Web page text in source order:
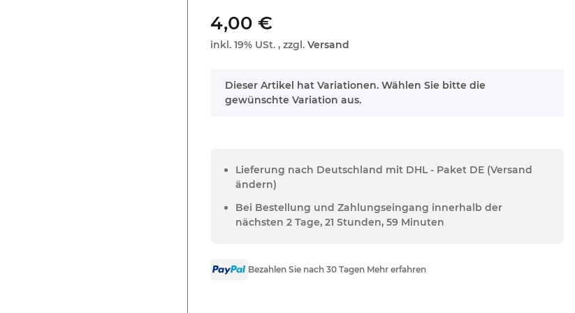
4,00 €
inkl. 19% USt. , zzgl.Versand
x
Dieser Artikel hat Variationen. Wählen Sie bitte die
gewünschte Variation aus.
Lieferung nach Deutschland mit DHL - Paket DE (Versand
ändern)
Bei Bestellung und Zahlungseingang innerhalb der
nächsten 2 Tage, 21 Stunden, 59 Minuten
Bezahlen Sie nach 30 Tagen Mehr erfahren